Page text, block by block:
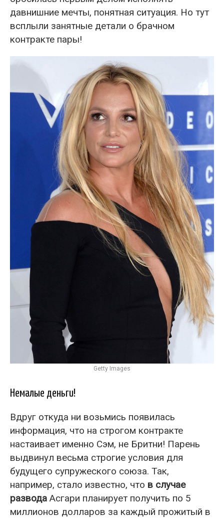
давнишние мечты, понятная ситуация. Но тут
всплыли занятные детали о брачном
контракте пары!
Getty Images
Немалые деньги!
Вдруг откуда ни возьмись появилась
информация, что на строгом контракте
настаивает именно Сэм, не Бритни! Парень
выдвинул весьма строгие условия для
будущего супружеского союза. Так,
например, стало известно, что в случае
развода Асгари планирует получить по 5
миллионов долларов за каждый прожитый в